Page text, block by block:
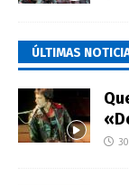
ÚLTIMAS